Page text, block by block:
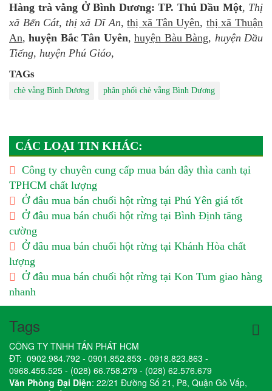
Hàng trà vằng Ở Bình Dương: TP. Thủ Dầu Một, Thị
xã Bến Cát, thị xã Dĩ An,thị xã Tân Uyên, thị xã Thuận
An,huyện Bắc Tân Uyên,huyện Bàu Bàng, huyện Dầu
Tiếng, huyện Phú Giáo,
TAGs
chè vằng Bình Dương phân phối chè vằng Bình Dương
CÁC LOẠI TIN KHÁC:
Công ty chuyên cung cấp mua bán dây thìa canh tại
TPHCM chất lượng
Ở đâu mua bán chuối hột rừng tại Phú Yên giá tốt
Ở đâu mua bán chuối hột rừng tại Bình Định tăng
cường
Ở đâu mua bán chuối hột rừng tại Khánh Hòa chất
lượng
Ở đâu mua bán chuối hột rừng tại Kon Tum giao hàng
nhanh
Tags
CÔNG TY TNHH TẤN PHÁT HCM
ĐT: 0902.984.792 - 0901.852.853 - 0918.823.863 -
0968.455.525 - (028) 66.758.279 - (028) 62.576.679
Văn Phòng Đại Diện: 22/21 Đường Số 21, P8, Quận Gò Vấp,